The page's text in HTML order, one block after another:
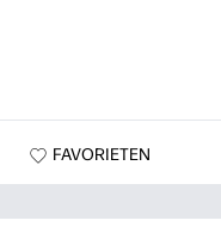
FAVORIETEN